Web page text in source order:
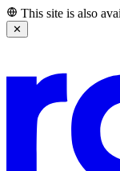
This site is also
✕